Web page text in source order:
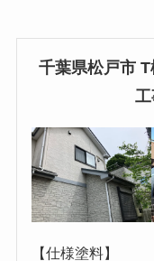
千葉県松戸市
【仕様塗料】